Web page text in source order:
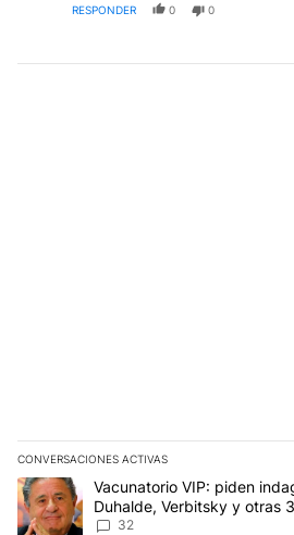
RESPONDER 0 0
CONVERSACIONES ACTIVAS
Este listado muestra los artículos con
Un artículo de tendencia con el título
Vacunatorio VIP: piden
Duhalde, Verbitsky y otras
32